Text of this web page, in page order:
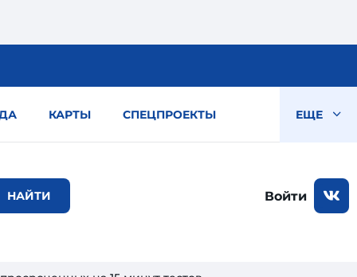
КАРТЫ СПЕЦПРОЕКТЫ ЕЩЕ
Войти